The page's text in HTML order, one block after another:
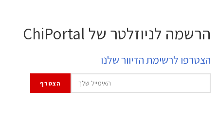
הרשמה לניוזלטר של ChiPortal
הצטרפו לרשימת הדיוור שלנו